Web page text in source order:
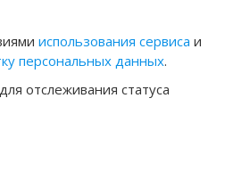
использования сервиса и
персональных данных.
отслеживания статуса